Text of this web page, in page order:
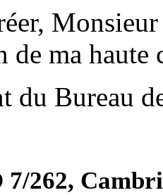
de ma haute
du Bureau
7/262,